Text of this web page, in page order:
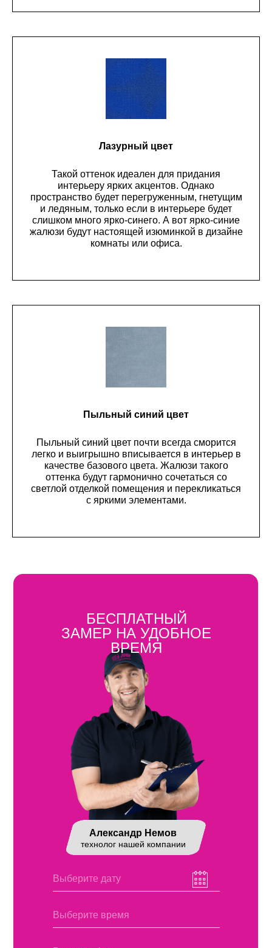
Лазурный цвет
Такой оттенок идеален для придания
интерьеру ярких акцентов. Однако
пространство будет перегруженным, гнетущим
и ледяным, только если в интерьере будет
слишком много ярко-синего. А вот ярко-синие
жалюзи будут настоящей изюминкой в дизайне
комнаты или офиса.
Пыльный синий цвет
Пыльный синий цвет почти всегда сморится
легко и выигрышно вписывается в интерьер в
качестве базового цвета. Жалюзи такого
оттенка будут гармонично сочетаться со
светлой отделкой помещения и перекликаться
с яркими элементами.
БЕСПЛАТНЫЙ
ЗАМЕР НА УДОБНОЕ
ВРЕМЯ
Александр Немов
технолог нашей компании